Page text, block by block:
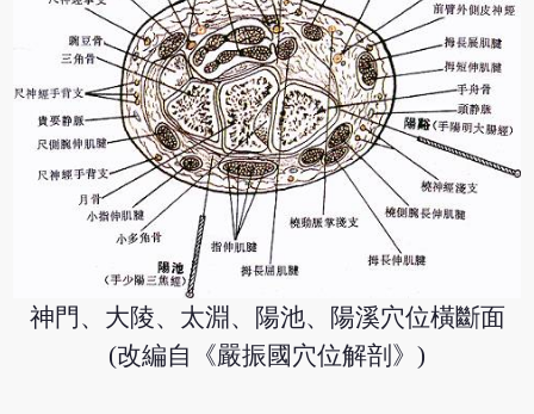
神門、大陵、太淵、陽池、陽溪穴位橫斷面
(改編自《嚴振國穴位解剖》)